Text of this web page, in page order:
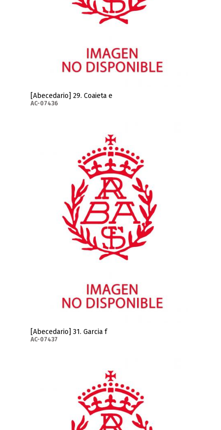
[Abecedario] 29. Coaieta e
AC-07436
[Abecedario] 31. Garcia f
AC-07437